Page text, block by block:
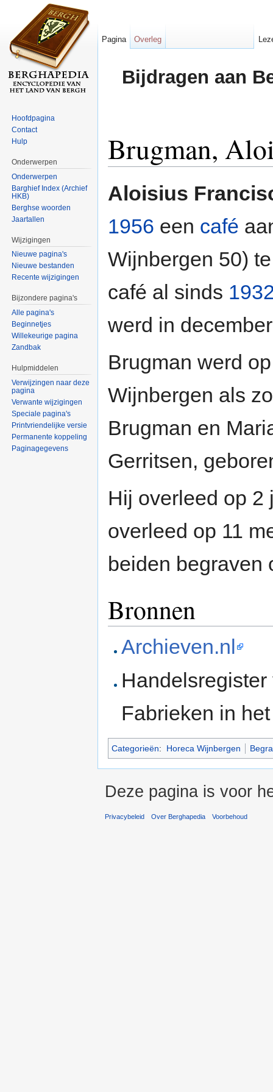
Bijdragen aan
Brugman,
Aloisius
1956 een café
Wijnbergen 50)
café al sinds
werd in
Brugman werd
Wijnbergen als
Brugman en
Gerritsen,
Hij overleed op
overleed op 11
beiden begraven
Bronnen
Archieven.nl
Fabrieken in
Categorieën: Horeca Wijnbergen
Pagina Overleg
Hoofdpagina
Contact
Hulp
Onderwerpen
Onderwerpen
Barghief Index (Archief
HKB)
Berghse woorden
Jaartallen
Wijzigingen
Nieuwe pagina's
Nieuwe bestanden
Recente wijzigingen
Bijzondere pagina's
Alle pagina's
Beginnetjes
Willekeurige pagina
Zandbak
Hulpmiddelen
Verwijzingen naar deze
pagina
Verwante wijzigingen
Speciale pagina's
Printvriendelijke versie
Permanente koppeling
Paginagegevens
Deze pagina is voor
Privacybeleid Over Berghapedia Voorbehoud